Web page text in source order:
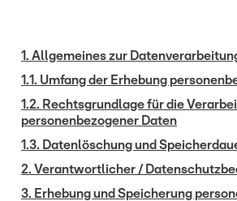
1. Allgemeines zur
1.1. Umfang der Erhebung
1.2. Rechtsgrundlage für die
personenbezogener Daten
1.3. Datenlöschung und
2. Verantwortlicher /
3. Erhebung und Speicherung